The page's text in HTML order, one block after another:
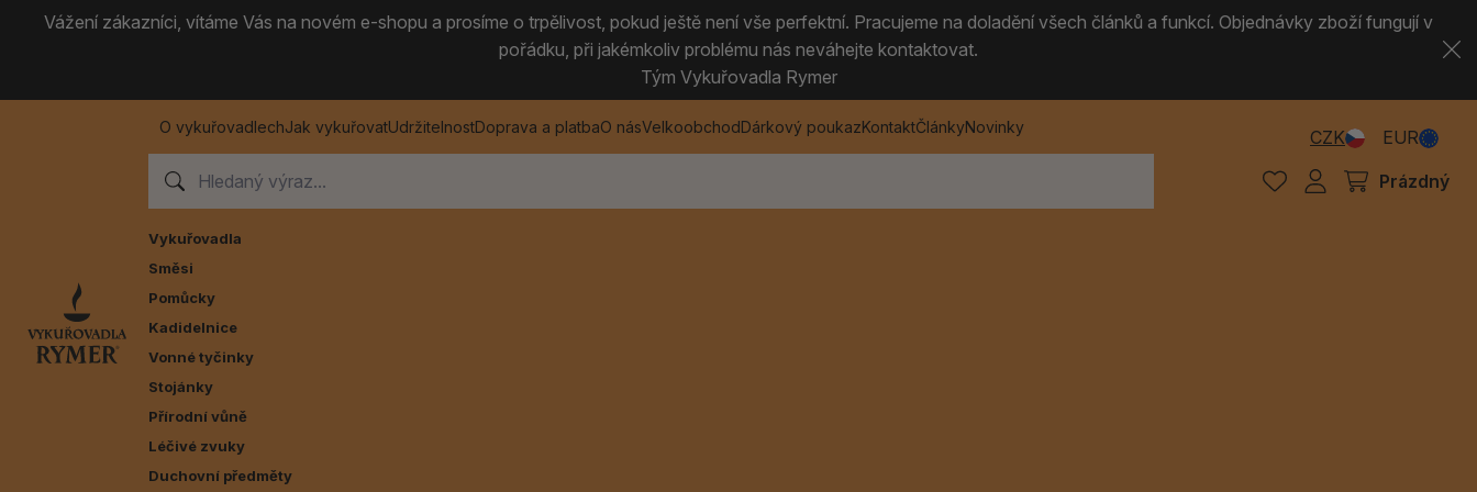
Vážení zákazníci, vítáme Vás na novém e-shopu a prosíme o trpělivost, pokud ještě není vše perfektní. Pracujeme na doladění všech článků a funkcí. Objednávky zboží fungují v
pořádku, při jakémkoliv problému nás neváhejte kontaktovat.
Tým Vykuřovadla Rymer
O vykuřovadlechJak vykuřovatUdržitelnostDoprava a platbaO násVelkoobchodDárkový poukazKontaktČlánkyNovinky CZK
EUR
Prázdný
Vykuřovadla
Směsi
Pomůcky
Kadidelnice
Vonné tyčinky
Stojánky
Přírodní vůně
Léčivé zvuky
Duchovní předměty